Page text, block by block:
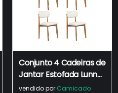
Conjunto 4 Cadeiras de
Jantar Estofada Lunna
Amêndoa e Linho Off
vendido por Camicado